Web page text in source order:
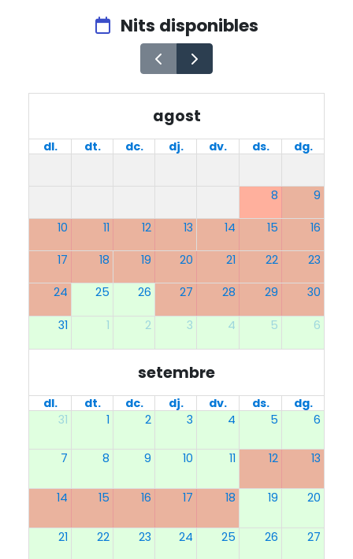
Nits disponibles
agost
dl. dt. dc. dj. dv. ds. dg.
8 9
10 11 12 13 14 15 16
17 18 19 20 21 22 23
24 25 26 27 28 29 30
31 1 2 3 4 5 6
setembre
dl. dt. dc. dj. dv. ds.
dg.
31
1 2 3 4 5 6
7 8 9 10 11 12 13
14 15 16 17 18 19 20
21 22 23 24 25 26 27